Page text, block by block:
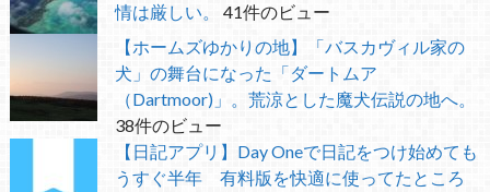
情は厳しい。
41件のビュー
【ホームズゆかりの地】「バスカヴィル家の
犬」の舞台になった「ダートムア
（Dartmoor)」。荒涼とした魔犬伝説の地へ。
38件のビュー
【日記アプリ】Day Oneで日記をつけ始めても
うすぐ半年 有料版を快適に使ってたところ